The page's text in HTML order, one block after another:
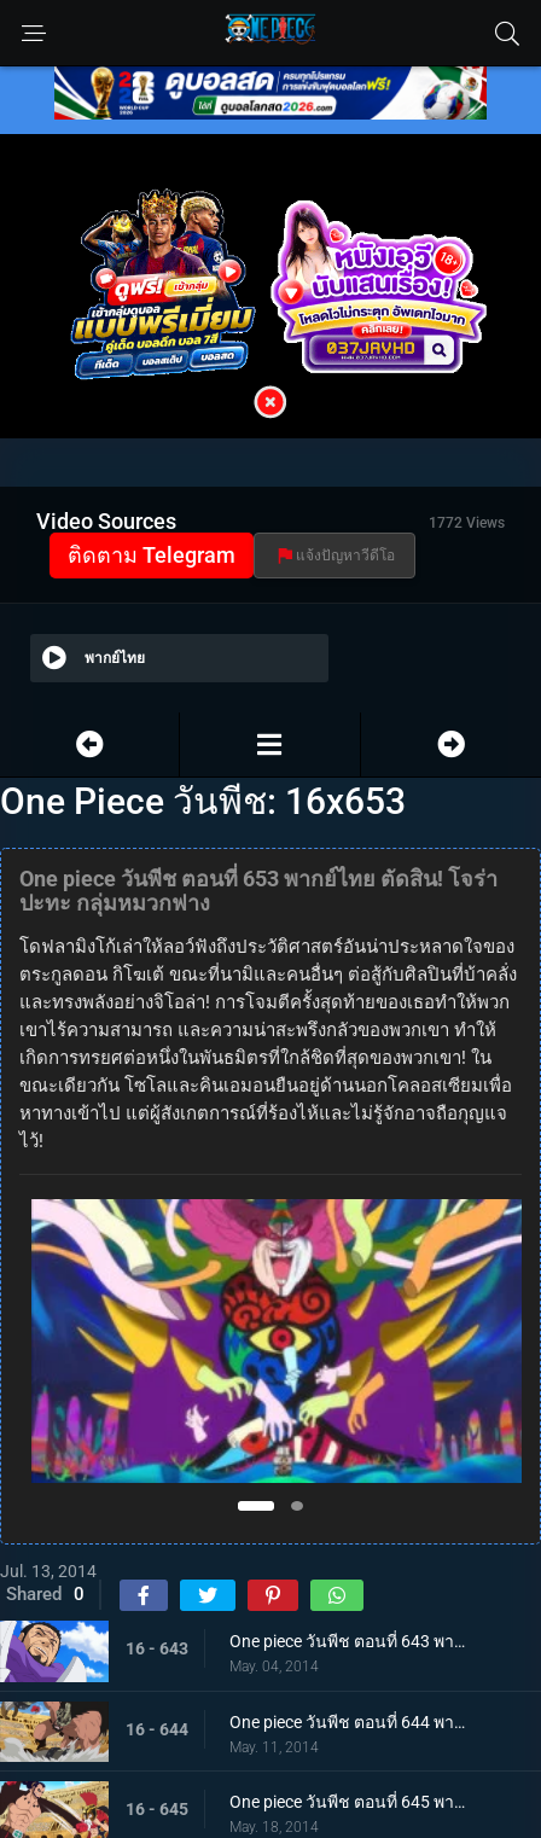
Video Sources 1772 Views
ติดตาม Telegram แจ้งปัญหาวีดีโอ
พากย์ไทย
One Piece วันพีช: 16x653
One piece วันพีช ตอนที่ 653 พากย์ไทย ตัดสิน! โจร่า
ปะทะ กลุ่มหมวกฟาง
โดฟลามิงโก้เล่าให้ลอว์ฟังถึงประวัติศาสตร์อันน่าประหลาดใจของ
ตระกูลดอน กิโฆเต้ ขณะที่นามิและคนอื่นๆ ต่อสู้กับศิลปินที่บ้าคลั่ง
และทรงพลังอย่างจิโอล่า! การโจมตีครั้งสุดท้ายของเธอทำให้พวก
เขาไร้ความสามารถ และความน่าสะพรึงกลัวของพวกเขา ทำให้
เกิดการทรยศต่อหนึ่งในพันธมิตรที่ใกล้ชิดที่สุดของพวกเขา! ใน
ขณะเดียวกัน โซโลและคินเอมอนยืนอยู่ด้านนอกโคลอสเซียมเพื่อ
หาทางเข้าไป แต่ผู้สังเกตการณ์ที่ร้องไห้และไม่รู้จักอาจถือกุญแจ
ไว้!
Jul. 13, 2014
Shared 0
16 - 643 One piece วันพีช ตอนที่ 643 พากย์ไทย สะเทือนทั่วฟ้าดิน! พลังที่แท้จริงของพลเรือเอกฟูจิโทระ
May. 04, 2014
16 - 644 One piece วันพีช ตอนที่ 644 พากย์ไทย หมัดแห่งความโกรธ! คนยักษ์ ปะทะ ลูซี่
May. 11, 2014
16 - 645 One piece วันพีช ตอนที่ 645 พากย์ไทย ระเบิดปืนใหญ่ทำลายล้าง! ลูซี่เจอวิกฤติ
May. 18, 2014